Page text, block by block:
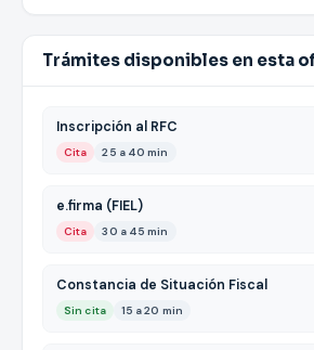
Trámites disponibles en esta
Inscripción al RFC
Cita 25 a 40 min
e.firma (FIEL)
Cita 30 a 45 min
Constancia de Situación Fiscal
Sin cita 15 a 20 min